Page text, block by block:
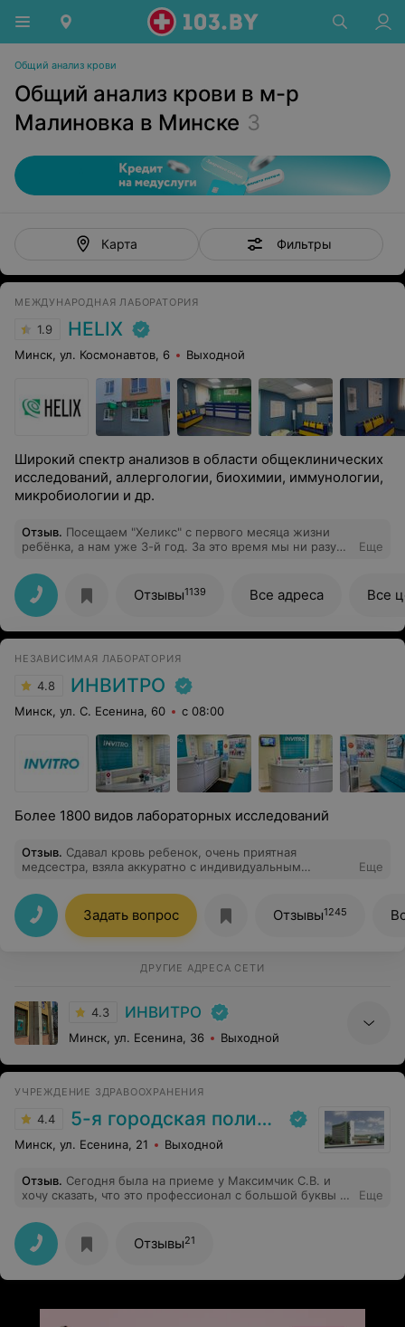
Общий анализ крови
Общий анализ крови в м-р
Малиновка в Минске 3
Карта Фильтры
МЕЖДУНАРОДНАЯ ЛАБОРАТОРИЯ
1.9 HELIX
Минск, ул. Космонавтов, 6 Выходной
Широкий спектр анализов в области общеклинических
исследований, аллергологии, биохимии, иммунологии,
микробиологии и др.
Отзыв. Посещаем "Хеликс" с первого месяца жизни
ребёнка, а нам уже 3-й год. За это время мы ни разу
хорошо.
Еще
Отзывы1139 Все адреса Все
НЕЗАВИСИМАЯ ЛАБОРАТОРИЯ
4.8 ИНВИТРО
Минск, ул. С. Есенина, 60 с 08:00
Более 1800 видов лабораторных исследований
Отзыв. Сдавал кровь ребенок, очень приятная
медсестра, взяла аккуратно с индивидуальным
выбрал сам ребенок. Лаборатория очень быстро
выполнила анализы. Рекомендую
Еще
Задать вопрос Отзывы1245
ДРУГИЕ АДРЕСА СЕТИ
4.3 ИНВИТРО
Минск, ул. Есенина, 36 Выходной
УЧРЕЖДЕНИЕ ЗДРАВООХРАНЕНИЯ
4.4 5-я городская поликлиника
Минск, ул. Есенина, 21 Выходной
Отзыв. Сегодня была на приеме у Максимчик С.В. и
хочу сказать, что это профессионал с большой буквы и
Еще
Отзывы21